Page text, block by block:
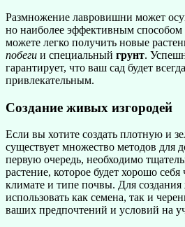
Размножение лавровишни может
но наиболее эффективным способом
можете легко получить новые
побеги и специальный грунт.
гарантирует, что ваш сад будет
привлекательным.
Создание живых изгородей
Если вы хотите создать плотную и
существует множество методов для
первую очередь, необходимо
растение, которое будет хорошо
климате и типе почвы. Для
использовать как семена, так и
ваших предпочтений и условий на